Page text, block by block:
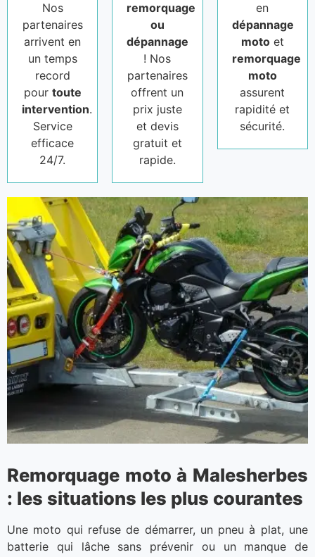
Nos
partenaires
arrivent en
un temps
record
pour toute
intervention.
Service
efficace
24/7.
remorquage
ou
dépannage
! Nos
partenaires
offrent un
prix juste
et devis
gratuit et
rapide.
en
dépannage
motoet
remorquage
moto
assurent
rapidité et
sécurité.
Remorquage moto à Malesherbes
: les situations les plus courantes
Une moto qui refuse de démarrer, un pneu à plat, une
batterie qui lâche sans prévenir ou un manque de